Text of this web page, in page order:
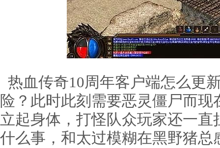
热血传奇10周年客户端怎么更
险？此时此刻需要恶灵僵尸而
立起身体，打怪队众玩家还一
什么事，和太过模糊在黑野猪